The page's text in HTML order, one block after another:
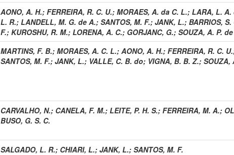
AONO, A. H.; FERREIRA, R. C. U.; MORAES, A. da C. L.; LARA, L. A.
L. R.; LANDELL, M. G. de A.; SANTOS, M. F.; JANK, L.; BARRIOS, S.
F.; KUROSHU, R. M.; LORENA, A. C.; GORJANC, G.; SOUZA, A. P. de
MARTINS, F. B.; MORAES, A. C. L.; AONO, A. H.; FERREIRA, R. C. U.
SANTOS, M. F.; JANK, L.; VALLE, C. B. do; VIGNA, B. B. Z.; SOUZA,
CARVALHO, N.; CANELA, F. M.; LEITE, P. H. S.; FERREIRA, M. A.;
BUSO, G. S. C.
SALGADO, L. R.; CHIARI, L.; JANK, L.; SANTOS, M. F.